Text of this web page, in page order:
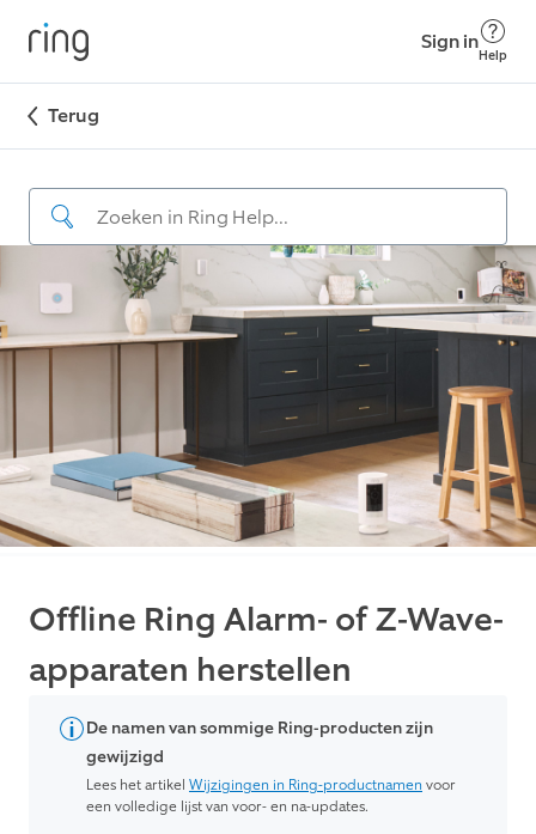
Sign in
Help
Terug
Offline Ring Alarm- of Z-Wave-
apparaten herstellen
De namen van sommige Ring-producten zijn
gewijzigd
Lees het artikel Wijzigingen in Ring-productnamen voor
een volledige lijst van voor- en na-updates.